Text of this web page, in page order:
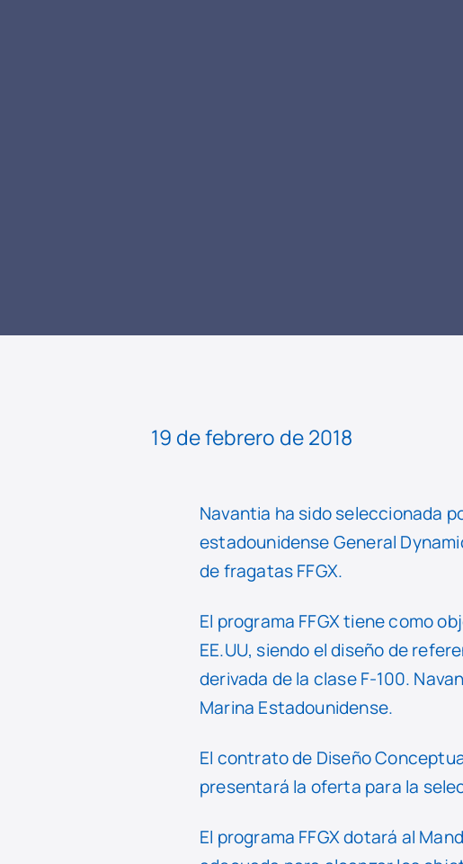
19 de febrero de 2018
Navantia ha sido seleccionada
estadounidense General
de fragatas FFGX.
El programa FFGX tiene como
EE.UU, siendo el diseño de
derivada de la clase F-100.
Marina Estadounidense.
El contrato de Diseño
presentará la oferta para la
El programa FFGX dotará al